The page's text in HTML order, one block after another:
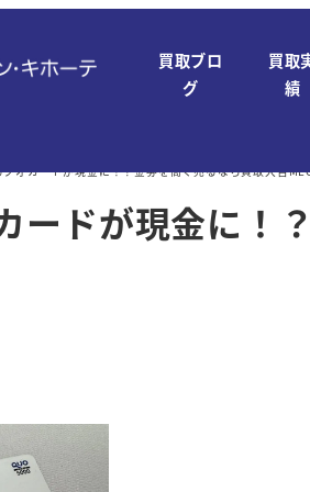
買取ブロ
グ
買取
績
クオカードが現金に！？金券を高く売るなら買取大吉
ードが現金に！